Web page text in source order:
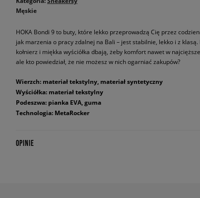
Męskie
HOKA Bondi 9 to buty, które lekko przeprowadzą Cię przez
jak marzenia o pracy zdalnej na Bali – jest stabilnie, lekko i z
kołnierz i miękka wyściółka dbają, żeby komfort nawet w
ale kto powiedział, że nie możesz w nich ogarniać zakupów?
Wierzch: materiał tekstylny, materiał syntetyczny
Wyściółka: materiał tekstylny
Podeszwa: pianka EVA, guma
Technologia: MetaRocker
OPINIE